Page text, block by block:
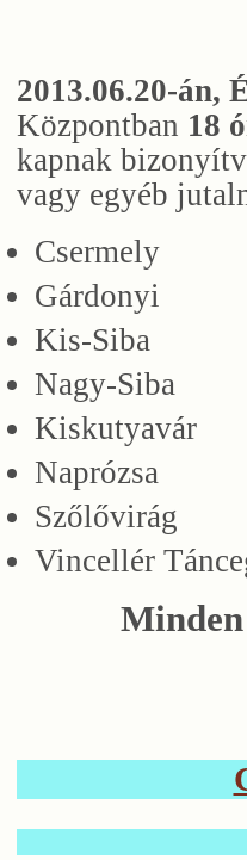
2013.06.20-án,
Központban 18
kapnak
vagy egyéb
Csermely
Gárdonyi
Kis-Siba
Nagy-Siba
Kiskutyavár
Naprózsa
Szőlővirág
Vincellér